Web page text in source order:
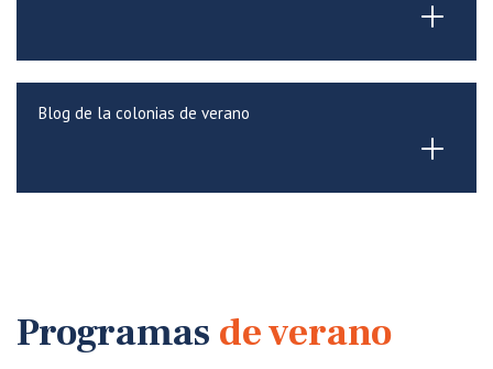
Blog de la colonias de verano
Programas de verano